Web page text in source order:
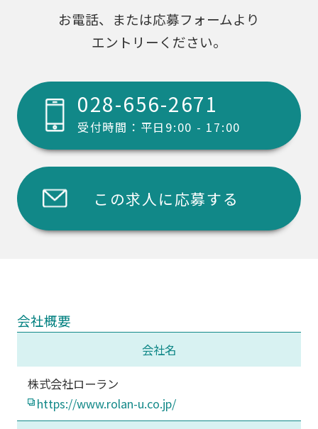
お電話、または応募フォームより
エントリーください。
028-656-2671
受付時間：平日9:00 - 17:00
この求人に応募する
会社概要
会社名
株式会社ローラン
https://www.rolan-u.co.jp/